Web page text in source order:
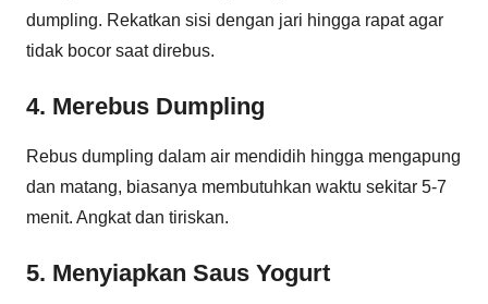
dumpling. Rekatkan sisi dengan jari hingga rapat agar
tidak bocor saat direbus.
4. Merebus Dumpling
Rebus dumpling dalam air mendidih hingga mengapung
dan matang, biasanya membutuhkan waktu sekitar 5-7
menit. Angkat dan tiriskan.
5. Menyiapkan Saus Yogurt